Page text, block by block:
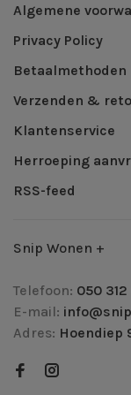
Algemene
Privacy Policy
Betaalmethoden
Verzenden &
Klantenservice
Herroeping
RSS-feed
Snip Wonen +
Telefoon: 050
E-mail:
Adres: Hoendiep